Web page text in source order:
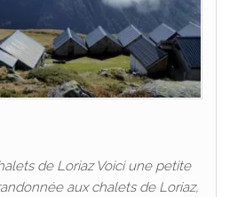
de Loriaz Voici une petite
aux chalets de Loriaz,